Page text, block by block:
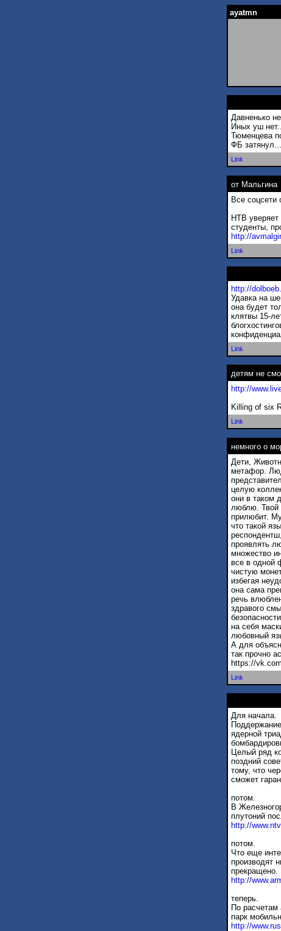
ayatmn
Давненько
Иных уш
Тюменцева
ФБ
Link
от Мальгина
Все соцсети
НТВ
студенты,
http://
Link
http://
Удавка на
она будет
клятвы 15-
Link
детям не
http://
Killing of six
Link
немного о
Дети,
метафор.
целую
они в таком
люблю. Твой
прилюбит.
что такой
проявлять
множество
все в одной
чистую
избегая
она сама
речь
здравого
на себя
любовный
А для
так прочно
https://
Link
Для начала.
ядерной
Целый ряд
поздний
тому, что
сможет
потом.
В
плутоний
http://
потом.
Что еще
производят
прекращено.
http://
теперь.
По расчетам
парк
http://